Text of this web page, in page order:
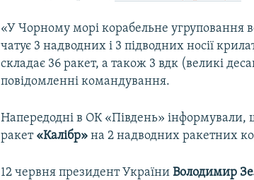
«У Чорному морі корабельне угруповання
чатує 3 надводних і 3 підводних носії
складає 36 ракет, а також 3 вдк (великі
повідомленні командування.
Напередодні в ОК «Південь» інформували,
ракет «Калібр» на 2 надводних ракетних
12 червня президент УкраїниВолодимир